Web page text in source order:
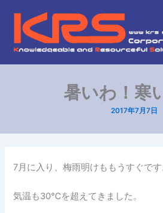
キ
暑いわ！寒
2017年7月7日
7月に入り、梅雨明けももうすぐです
気温も30℃を超えてきました。